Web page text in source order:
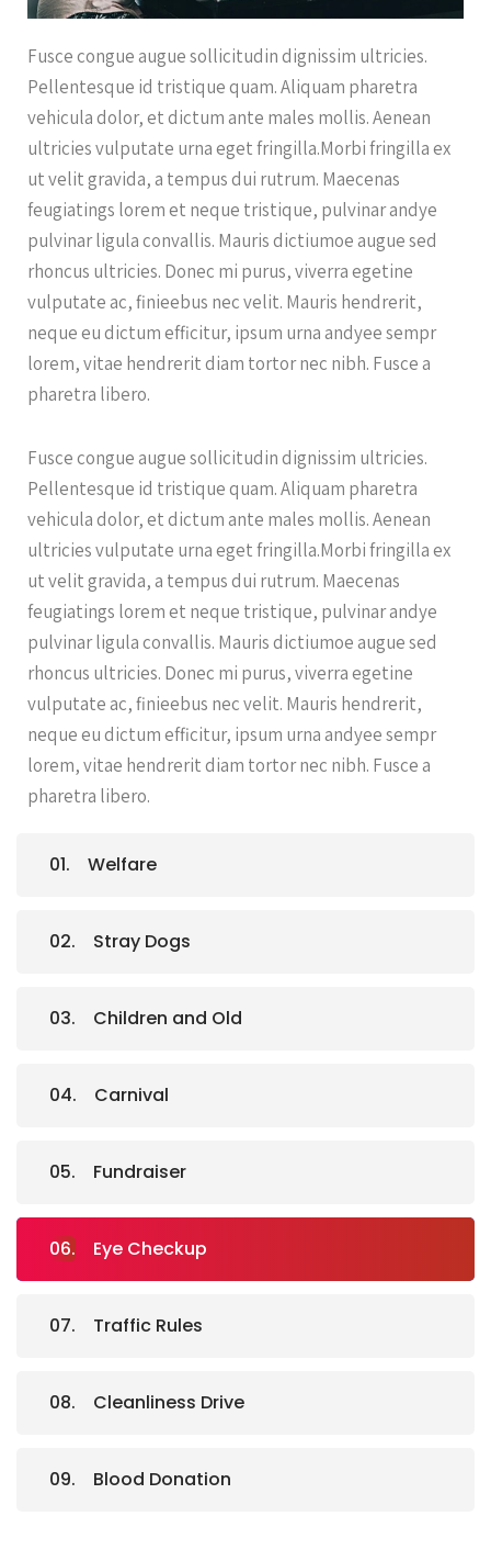
Fusce congue augue sollicitudin dignissim ultricies.
Pellentesque id tristique quam. Aliquam pharetra
vehicula dolor, et dictum ante males mollis. Aenean
ultricies vulputate urna eget fringilla.Morbi fringilla ex
ut velit gravida, a tempus dui rutrum. Maecenas
feugiatings lorem et neque tristique, pulvinar andye
pulvinar ligula convallis. Mauris dictiumoe augue sed
rhoncus ultricies. Donec mi purus, viverra egetine
vulputate ac, finieebus nec velit. Mauris hendrerit,
neque eu dictum efficitur, ipsum urna andyee sempr
lorem, vitae hendrerit diam tortor nec nibh. Fusce a
pharetra libero.
Fusce congue augue sollicitudin dignissim ultricies.
Pellentesque id tristique quam. Aliquam pharetra
vehicula dolor, et dictum ante males mollis. Aenean
ultricies vulputate urna eget fringilla.Morbi fringilla ex
ut velit gravida, a tempus dui rutrum. Maecenas
feugiatings lorem et neque tristique, pulvinar andye
pulvinar ligula convallis. Mauris dictiumoe augue sed
rhoncus ultricies. Donec mi purus, viverra egetine
vulputate ac, finieebus nec velit. Mauris hendrerit,
neque eu dictum efficitur, ipsum urna andyee sempr
lorem, vitae hendrerit diam tortor nec nibh. Fusce a
pharetra libero.
Welfare
Stray Dogs
Children and Old
Carnival
Fundraiser
Eye Checkup
Traffic Rules
Cleanliness Drive
Blood Donation